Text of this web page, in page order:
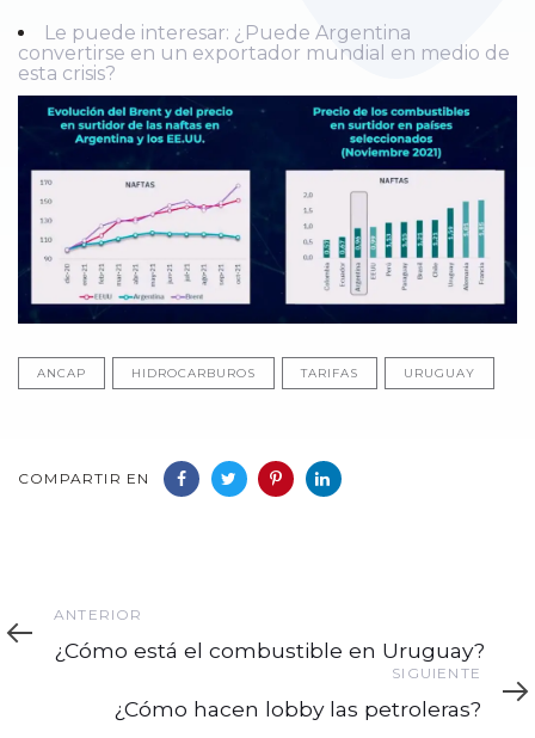
Le puede interesar: ¿Puede Argentina
convertirse en un exportador mundial en medio de
esta crisis?
ANCAP HIDROCARBUROS TARIFAS URUGUAY
COMPARTIR EN
Anterior
ANTERIOR
¿Cómo está el combustible en Uruguay?
SIGUIENTE
¿Cómo hacen lobby las petroleras?